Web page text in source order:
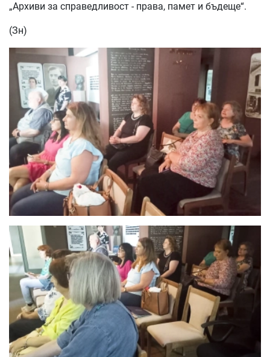
„Архиви за справедливост - права, памет и бъдеще“.
(Зн)